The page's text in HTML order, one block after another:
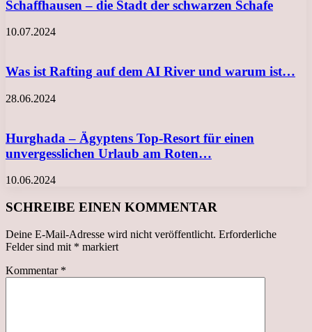
Schaffhausen – die Stadt der schwarzen Schafe
10.07.2024
Was ist Rafting auf dem AI River und warum ist…
28.06.2024
Hurghada – Ägyptens Top-Resort für einen
unvergesslichen Urlaub am Roten…
10.06.2024
SCHREIBE EINEN KOMMENTAR
Deine E-Mail-Adresse wird nicht veröffentlicht. Erforderliche
Felder sind mit * markiert
Kommentar *